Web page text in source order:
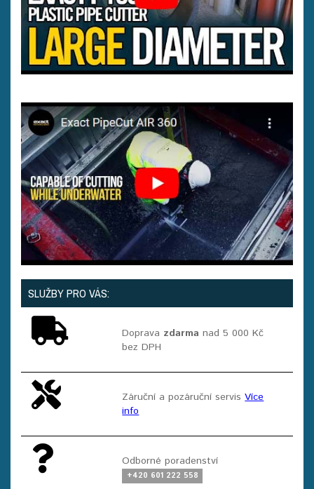
SLUŽBY PRO VÁS:
Doprava zdarma nad 5 000 Kč
bez DPH
Záruční a pozáruční servisVíce
info
Odborné poradenství
+420 601 222 558